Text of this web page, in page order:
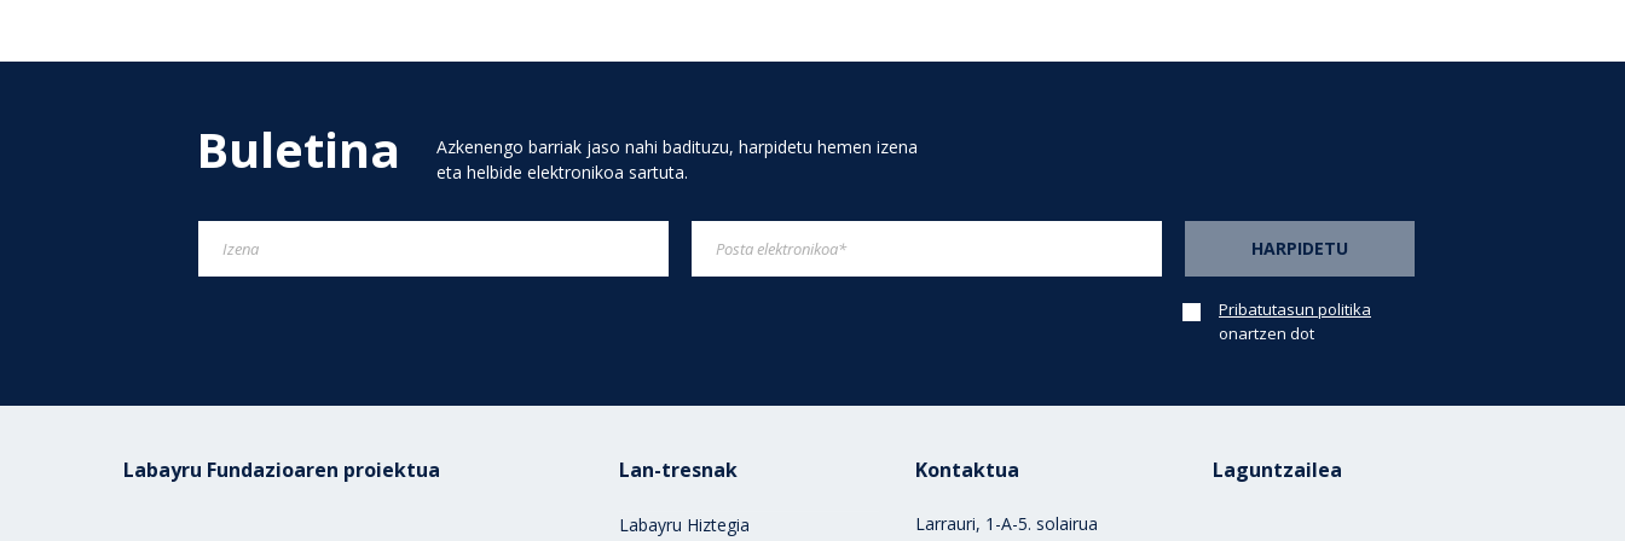
Buletina
Azkenengo barriak jaso nahi badituzu, harpidetu hemen izena
eta helbide elektronikoa sartuta.
Pribatutasun politika
onartzen dot
Labayru Fundazioaren proiektua Lan-tresnak
Labayru Hiztegia
Kontaktua
Larrauri, 1-A-5. solairua
Laguntzailea